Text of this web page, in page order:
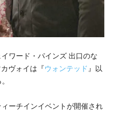
ワード・パインズ 出口のな
ヴォイは『ウォンテッド 』以
ーチインイベントが開催され